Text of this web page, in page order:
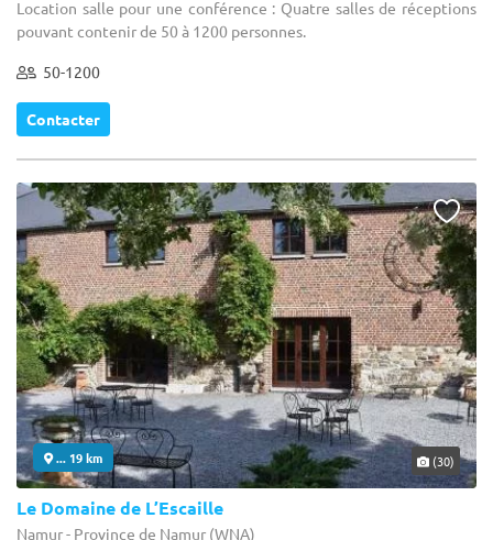
Location salle pour une conférence : Quatre salles de réceptions
pouvant contenir de 50 à 1200 personnes.
50-1200
Contacter
... 19 km (30)
Le Domaine de L’Escaille
Namur - Province de Namur (WNA)